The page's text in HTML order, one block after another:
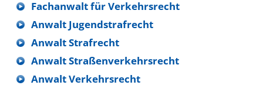
Fachanwalt für Verkehrsrecht
Anwalt Jugendstrafrecht
Anwalt Strafrecht
Anwalt Straßenverkehrsrecht
Anwalt Verkehrsrecht